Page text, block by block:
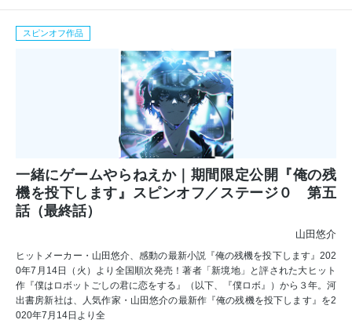
スピンオフ作品
一緒にゲームやらねえか｜期間限定公開『俺の残
機を投下します』スピンオフ／ステージ０ 第五
話（最終話）
山田悠介
ヒットメーカー・山田悠介、感動の最新小説『俺の残機を投下します』202
0年7月14日（火）より全国順次発売！著者「新境地」と評された大ヒット
作『僕はロボットごしの君に恋をする』（以下、『僕ロボ』）から３年。河
出書房新社は、人気作家・山田悠介の最新作『俺の残機を投下します』を2
020年7月14日より全